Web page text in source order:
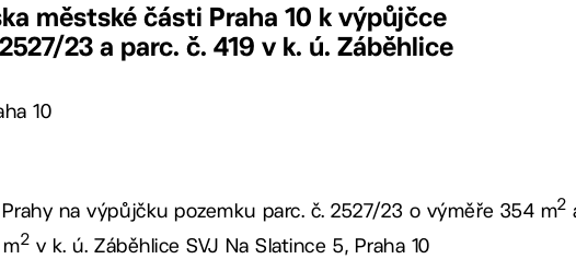
městské části Praha 10 k výpůjčce
23 a parc. č. 419 v k. ú. Záběhlice
10
na výpůjčku pozemku parc. č. 2527/23 o výměře 354 m2
2 v k. ú. Záběhlice SVJ Na Slatince 5, Praha 10